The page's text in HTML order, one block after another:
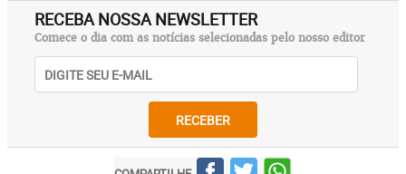
RECEBA NOSSA NEWSLETTER
Comece o dia com as notícias selecionadas pelo nosso editor
RECEBER